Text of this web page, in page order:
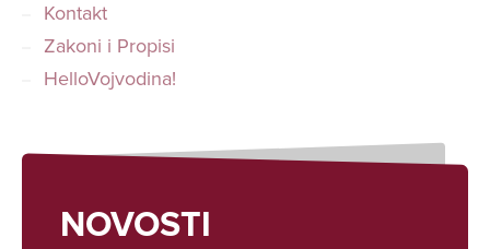
Kontakt
Zakoni i Propisi
HelloVojvodina!
NOVOSTI